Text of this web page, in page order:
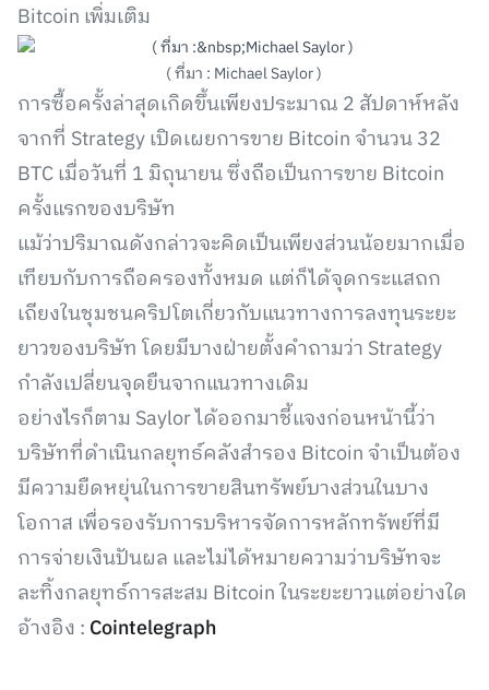
Bitcoin เพิ่มเติม
( ที่มา : Michael Saylor )
การซื้อครั้งล่าสุดเกิดขึ้นเพียงประมาณ 2 สัปดาห์หลัง
จากที่ Strategy เปิดเผยการขาย Bitcoin จำนวน 32
BTC เมื่อวันที่ 1 มิถุนายน ซึ่งถือเป็นการขาย Bitcoin
ครั้งแรกของบริษัท
แม้ว่าปริมาณดังกล่าวจะคิดเป็นเพียงส่วนน้อยมากเมื่อ
เทียบกับการถือครองทั้งหมด แต่ก็ได้จุดกระแสถก
เถียงในชุมชนคริปโตเกี่ยวกับแนวทางการลงทุนระยะ
ยาวของบริษัท โดยมีบางฝ่ายตั้งคำถามว่า Strategy
กำลังเปลี่ยนจุดยืนจากแนวทางเดิม
อย่างไรก็ตาม Saylor ได้ออกมาชี้แจงก่อนหน้านี้ว่า
บริษัทที่ดำเนินกลยุทธ์คลังสำรอง Bitcoin จำเป็นต้อง
มีความยืดหยุ่นในการขายสินทรัพย์บางส่วนในบาง
โอกาส เพื่อรองรับการบริหารจัดการหลักทรัพย์ที่มี
การจ่ายเงินปันผล และไม่ได้หมายความว่าบริษัทจะ
ละทิ้งกลยุทธ์การสะสม Bitcoin ในระยะยาวแต่อย่างใด
อ้างอิง : Cointelegraph